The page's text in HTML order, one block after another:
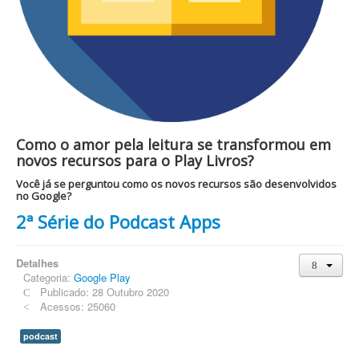
Como o amor pela leitura se transformou em
novos recursos para o Play Livros?
Você já se perguntou como os novos recursos são desenvolvidos
no Google?
2ª Série do Podcast Apps
Detalhes
Categoria: Google Play
Publicado: 28 Outubro 2020
Acessos: 25060
podcast